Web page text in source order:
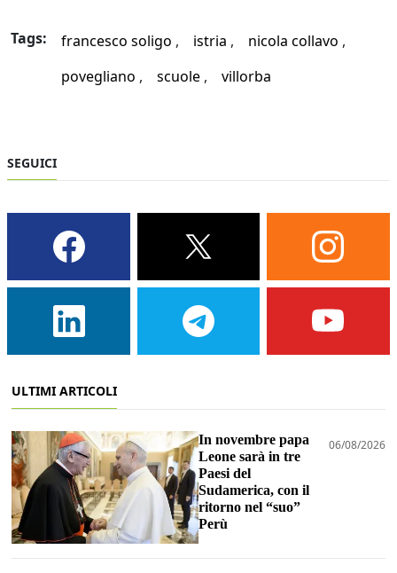
Tags: francesco soligo istria
nicola collavo
povegliano
scuole villorba
SEGUICI
ULTIMI ARTICOLI
In novembre papa
Leone sarà in tre
Paesi del
Sudamerica, con il
ritorno nel “suo”
Perù
06/08/2026